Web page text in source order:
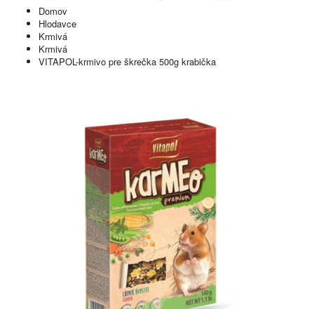
Domov
Hlodavce
Krmivá
Krmivá
VITAPOL-krmivo pre škrečka 500g krabička